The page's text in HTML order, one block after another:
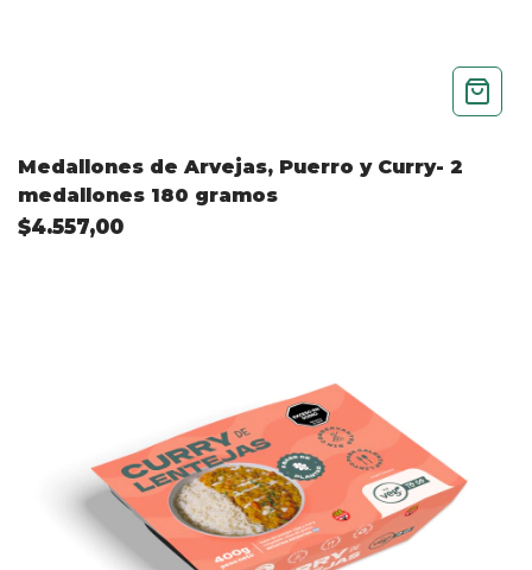
Medallones de Arvejas, Puerro y Curry- 2
medallones 180 gramos
$4.557,00